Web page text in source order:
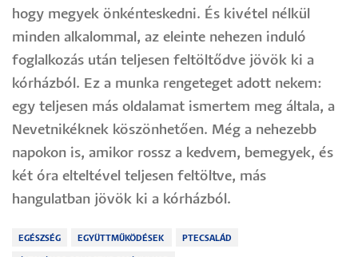
hogy megyek önkénteskedni. És kivétel nélkül
minden alkalommal, az eleinte nehezen induló
foglalkozás után teljesen feltöltődve jövök ki a
kórházból. Ez a munka rengeteget adott nekem:
egy teljesen más oldalamat ismertem meg általa, a
Nevetnikéknek köszönhetően. Még a nehezebb
napokon is, amikor rossz a kedvem, bemegyek, és
két óra elteltével teljesen feltöltve, más
hangulatban jövök ki a kórházból.
EGÉSZSÉG EGYÜTTMŰKÖDÉSEK PTECSALÁD